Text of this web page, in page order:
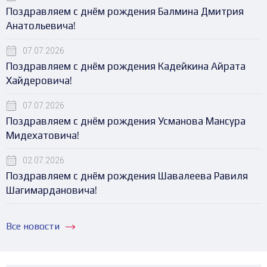
Поздравляем с днём рождения Балмина Дмитрия
Анатольевича!
07.07.2026
Поздравляем с днём рождения Кадейкина Айрата
Хайдеровича!
07.07.2026
Поздравляем с днём рождения Усманова Мансура
Мидехатовича!
02.07.2026
Поздравляем с днём рождения Шавалеева Равиля
Шагимардановича!
Все новости